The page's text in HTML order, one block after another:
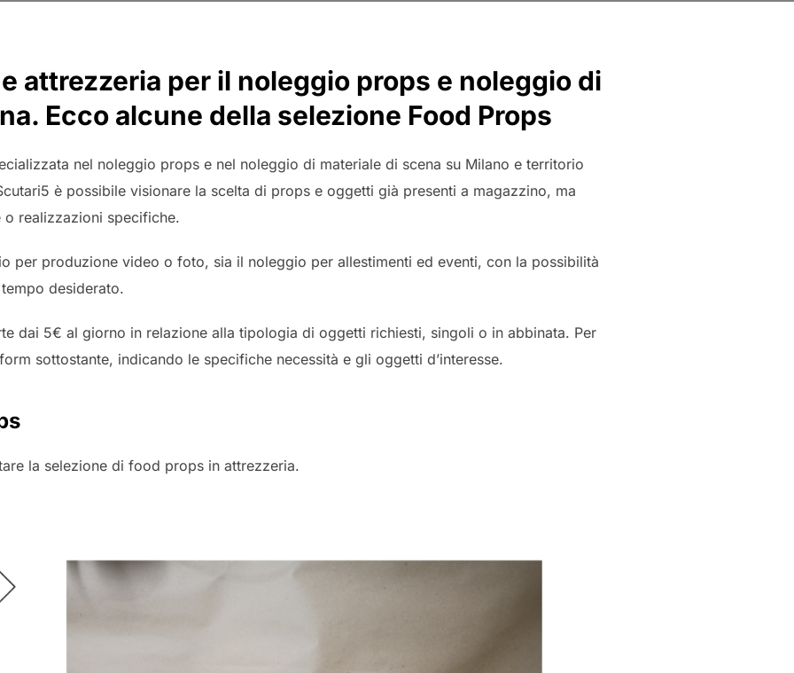
attrezzeria per il noleggio props e noleggio di
Ecco alcune della selezione Food Props
nel noleggio props e nel noleggio di materiale di scena su Milano e territorio
è possibile visionare la scelta di props e oggetti già presenti a magazzino, ma
realizzazioni specifiche.
per produzione video o foto, sia il noleggio per allestimenti ed eventi, con la possibilità
desiderato.
dai 5€ al giorno in relazione alla tipologia di oggetti richiesti, singoli o in abbinata. Per
sottostante, indicando le specifiche necessità e gli oggetti d’interesse.
la selezione di food props in attrezzeria.